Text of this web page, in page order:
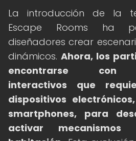
La introducción de la
Escape Rooms ha
diseñadores crear
dinámicos. Ahora, los
encontrarse con
interactivos que
dispositivos
smartphones, para
activar